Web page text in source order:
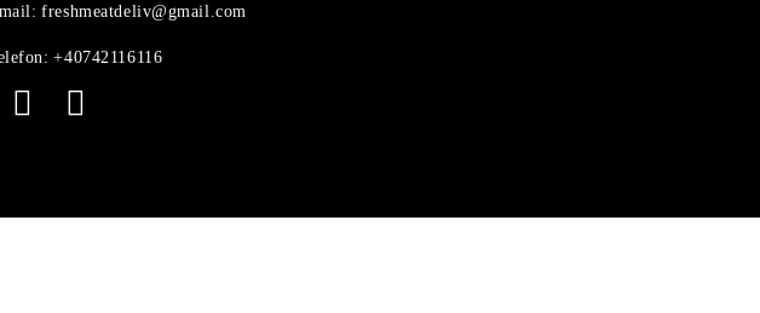
freshmeatdeliv@gmail.com
+40742116116